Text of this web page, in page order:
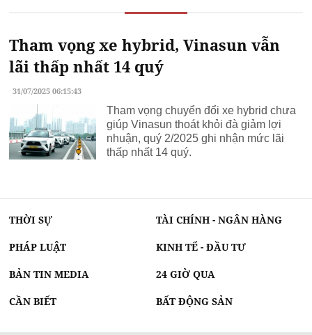
Tham vọng xe hybrid, Vinasun vẫn
lãi thấp nhất 14 quý
31/07/2025 06:15:43
Tham vọng chuyển đổi xe hybrid chưa
giúp Vinasun thoát khỏi đà giảm lợi
nhuận, quý 2/2025 ghi nhận mức lãi
thấp nhất 14 quý.
THỜI SỰ TÀI CHÍNH - NGÂN HÀNG
PHÁP LUẬT KINH TẾ - ĐẦU TƯ
BẢN TIN MEDIA 24 GIỜ QUA
CẦN BIẾT BẤT ĐỘNG SẢN